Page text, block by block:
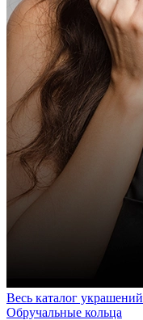
Весь каталог украшений
Обручальные кольца